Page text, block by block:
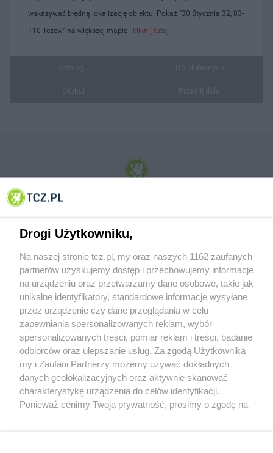
wskazywać błędną lokalizację obiektu. Pokaż "30 Stycznia 32, 83-
110 Tczew" na większej mapie - kliknij tutaj
© 2001-2026 Tczew - TCZ.PL Sp. z o.o. Internetowy Serwis Informacyjny Miasta
O FIRMIE POLITYKA PRYWATNOŚCI HOSTING
REKLAMA WSPÓŁPRACA RSS FACEBOOK KONTAKT
Nasze serwisy
Aktualności
Tcz24
Muzyka i kultura
Archiwum wydarzeń
Drogi Użytkowniku,
Na naszej stronie tcz.pl, my oraz naszych 1162 zaufanych
partnerów uzyskujemy dostęp i przechowujemy informacje
na urządzeniu oraz przetwarzamy dane osobowe, takie jak
unikalne identyfikatory, standardowe informacje wysyłane
przez urządzenie czy dane przeglądania w celu
zapewniania spersonalizowanych reklam, wybór
spersonalizowanych treści, pomiar reklam i treści, badanie
odbiorców oraz ulepszanie usług. Za zgodą Użytkownika
my i Zaufani Partnerzy możemy używać dokładnych
danych geolokalizacyjnych oraz aktywnie skanować
charakterystykę urządzenia do celów identyfikacji.
Ponieważ cenimy Twoją prywatność, prosimy o zgodę na